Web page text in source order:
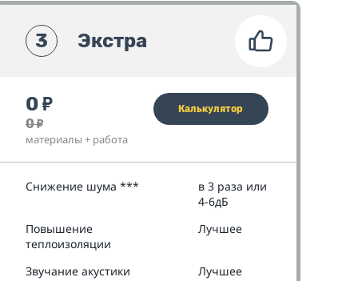
3 Экстра
0₽
0₽
материалы + работа
Калькулятор
Снижение шума ***
в 3 раза или
4-6дБ
Повышение
теплоизоляции
Лучшее
Звучание акустики
Лучшее